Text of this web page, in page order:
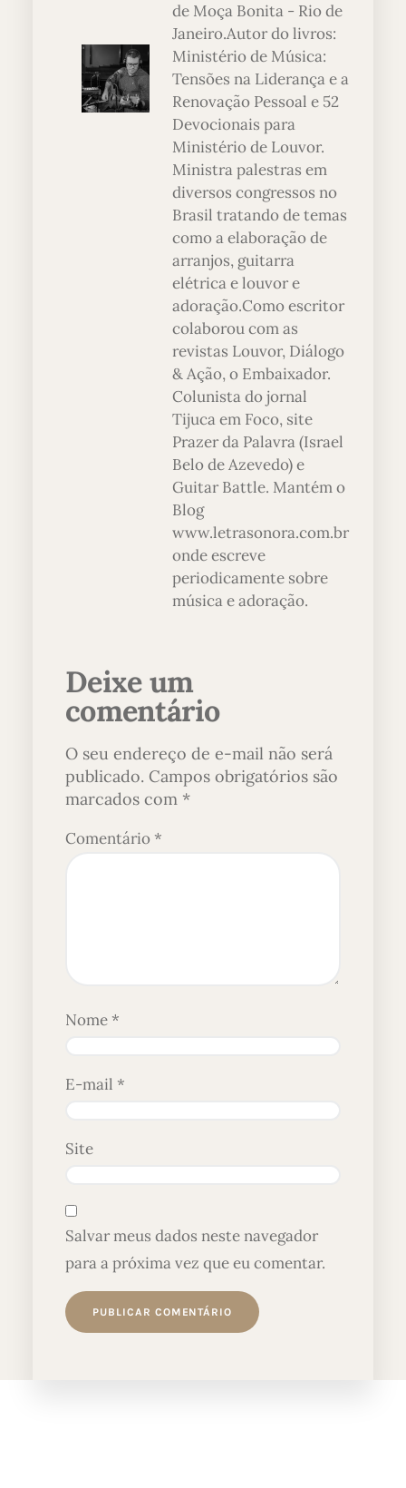
de Moça Bonita - Rio de
Janeiro.Autor do livros:
Ministério de Música:
Tensões na Liderança e a
Renovação Pessoal e 52
Devocionais para
Ministério de Louvor.
Ministra palestras em
diversos congressos no
Brasil tratando de temas
como a elaboração de
arranjos, guitarra
elétrica e louvor e
adoração.Como escritor
colaborou com as
revistas Louvor, Diálogo
& Ação, o Embaixador.
Colunista do jornal
Tijuca em Foco, site
Prazer da Palavra (Israel
Belo de Azevedo) e
Guitar Battle. Mantém o
Blog
www.letrasonora.com.br
onde escreve
periodicamente sobre
música e adoração.
Deixe um
comentário
O seu endereço de e-mail não será
publicado. Campos obrigatórios são
marcados com *
Comentário*
Nome*
E-mail *
Site
Salvar meus dados neste navegador
para a próxima vez que eu comentar.